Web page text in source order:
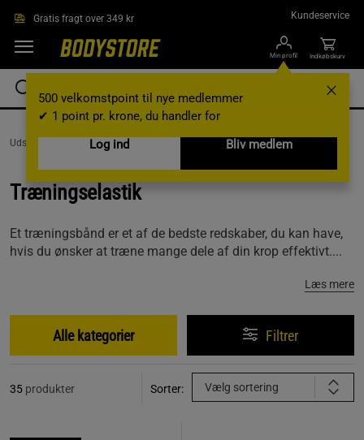
Gratis fragt over 349 kr Kundeservice
Min profil
500 velkomstpoint til nye medlemmer
✔ 1 point pr. krone, du handler for
Log ind
Bliv medlem
Indkøbskurv
Udstyr og tilbehør /Træningselastik
Træningselastik
Et træningsbånd er et af de bedste redskaber, du kan have,
hvis du ønsker at træne mange dele af din krop effektivt....
Læs mere
Alle kategorier Filtrer
35 produkter Sorter: Vælg sortering